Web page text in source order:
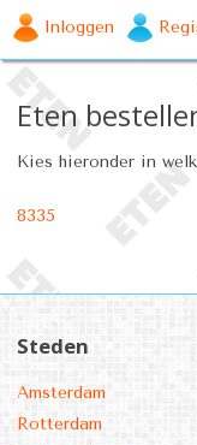
Inloggen
Eten
Kies hieronder in
8335
Steden
Amsterdam
Rotterdam